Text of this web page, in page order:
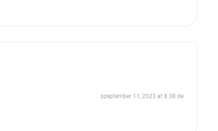
szeptember 11, 2023 at 8:38 de.